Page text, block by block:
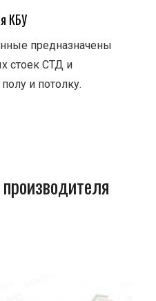
КБУ
предназначены
стоек СТД и
и потолку.